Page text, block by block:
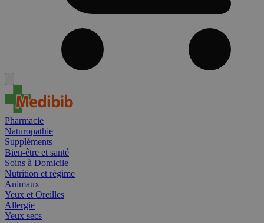
Pharmacie
Naturopathie
Suppléments
Bien-être et santé
Soins à Domicile
Nutrition et régime
Animaux
Yeux et Oreilles
Allergie
Yeux secs